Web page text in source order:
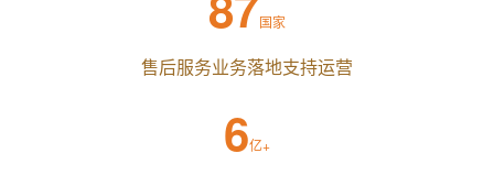
国家
售后服务业务落地支持运营
6亿+